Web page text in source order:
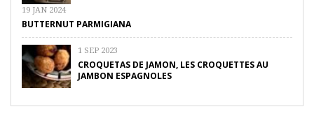
19 JAN 2024
BUTTERNUT PARMIGIANA
1 SEP 2023
CROQUETAS DE JAMON, LES CROQUETTES AU
JAMBON ESPAGNOLES